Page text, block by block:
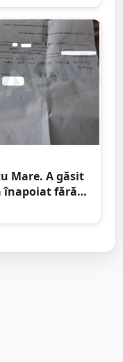
Mare. A găsit
înapoiat fără